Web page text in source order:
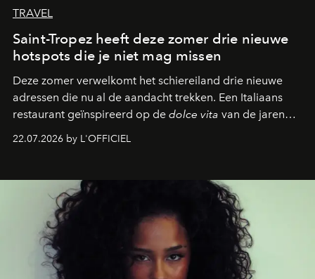
TRAVEL
Saint-Tropez heeft deze zomer drie nieuwe
hotspots die je niet mag missen
Deze zomer verwelkomt het schiereiland drie nieuwe
adressen die nu al de aandacht trekken. Een Italiaans
restaurant geïnspireerd op de dolce vita van de jaren
verandert in een bruisende ontmoetingsplek en de
neerstrijkt in Saint-Tropez. Dit zijn de nieuwe adressen
die deze zomer de toon zetten, van lange lunches tot
zwoele nachten.
22.07.2026 by L'OFFICIEL